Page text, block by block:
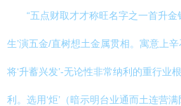
“五点财取才才称旺名字之一首升金
生’演五金/直树想土金属贯相。寓意上
将‘升蓄兴发’-无论性非常纳利的重行业
利。选用‘炬’（暗示明台业通而土连营